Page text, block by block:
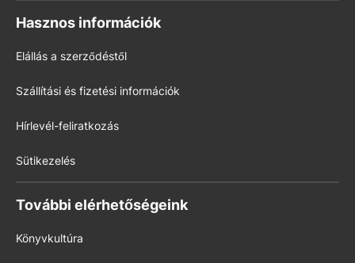
Hasznos információk
Elállás a szerződéstől
Szállítási és fizetési információk
Hírlevél-feliratkozás
Sütikezelés
További elérhetőségeink
Könyvkultúra